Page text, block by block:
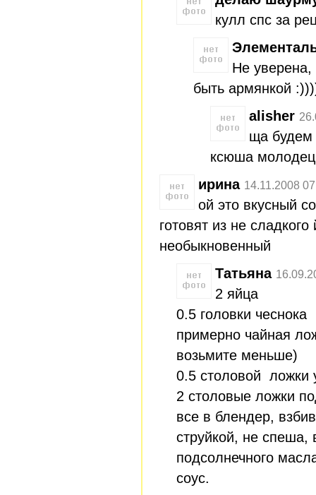
кулл спс за
Не уверена,
быть армянкой
alisher
ща будем
ксюша
ирина 14.11.2008
ой это вкусный
готовят из не сладкого
необыкновенный
Татьяна
2 яйца
0.5 головки чеснока
примерно чайная
возьмите меньше)
0.5 столовой ложки
2 столовые ложки
все в блендер,
струйкой, не спеша,
подсолнечного
соус.